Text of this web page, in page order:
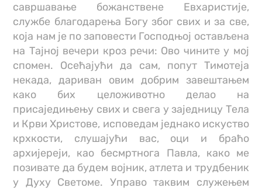
савршавање божанствене Евхаристије,
службе благодарења Богу због свих и за све,
која нам је по заповести Господњој остављена
на Тајној вечери кроз речи: Ово чините у мој
спомен. Осећајући да сам, попут Тимотеја
некада, дариван овим добрим завештањем
како бих целоживотно делао на
присаједињењу свих и свега у заједницу Тела
и Крви Христове, исповедам једнако искуство
крхкости, слушајући вас, оци и браћо
архијереји, као бесмртнога Павла, како ме
позивате да будем војник, атлета и трудбеник
у Духу Светоме. Управо таквим служењем